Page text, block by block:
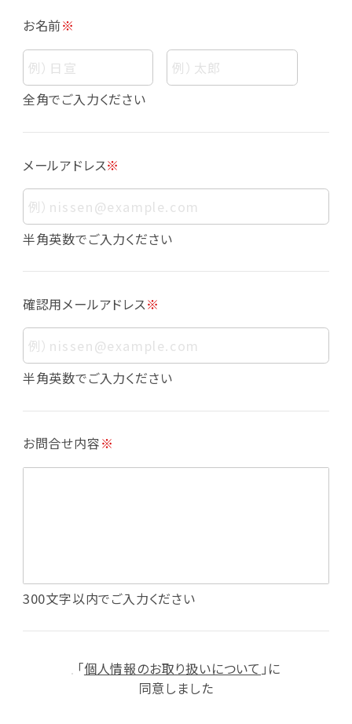
個人情報
個人情報とは、お客様個人に関する情報であっ
て、当該情報を構成する氏名、住所、電話番号、
す。また、その情報のみでは識別できない場合で
も、他の情報と容易に照合することで、結果的に
お客様個人を識別できるものも個人情報に含ま
れます。
個人情報の利用目的について
下の通りであり、これらの目的達成の範囲を超
えてお客様の個人情報を利用することはありま
せん。
・会員登録者の個人認証
・会員ポイントプログラムの運営
・メールマガジンの配信
・本サービスに関する規約等の変更の通知
・投稿したクチコミ情報、写真の本サービスへの
・メールマガジン、お知らせ、広告等の配信
（2）ユーザーからのお問い合わせへの対応
お名前※
全角でご入力ください
メールアドレス※
半角英数でご入力ください
確認用メールアドレス※
半角英数でご入力ください
お問合せ内容※
300文字以内でご入力ください
「個人情報のお取り扱いについて 」に
同意しました